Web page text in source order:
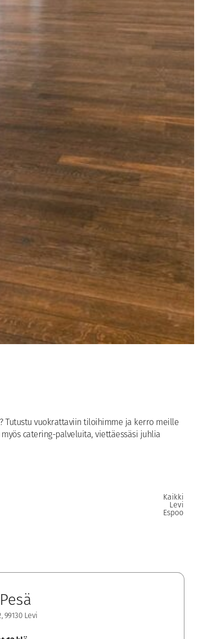
Tutustu vuokrattaviin tiloihimme ja kerro meille
catering-palveluita, viettäessäsi juhlia
Kaikki
Levi
Espoo
99130 Levi